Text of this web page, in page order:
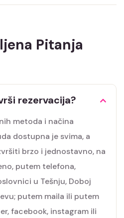
Pitanja
rezervacija?
metoda i načina
dostupna je svima, a
brzo i jednostavno, na
putem telefona,
u Tešnju, Doboj
putem maila ili putem
facebook, instagram ili